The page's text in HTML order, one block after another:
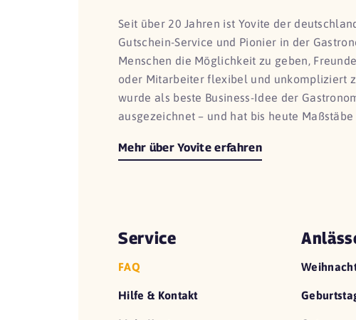
Seit über 20 Jahren ist Yovite der
Gutschein-Service und Pionier in der
Menschen die Möglichkeit zu geben,
oder Mitarbeiter flexibel und unkompliziert
wurde als beste Business-Idee der
ausgezeichnet – und hat bis heute Maßstäbe
Mehr über Yovite erfahren
Service
FAQ
Hilfe & Kontakt